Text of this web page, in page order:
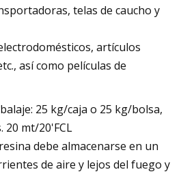
telas de caucho y
artículos
así como películas de
25 kg/caja o 25 kg/bolsa,
20 mt/20'FCL
debe almacenarse en un
de aire y lejos del fuego y